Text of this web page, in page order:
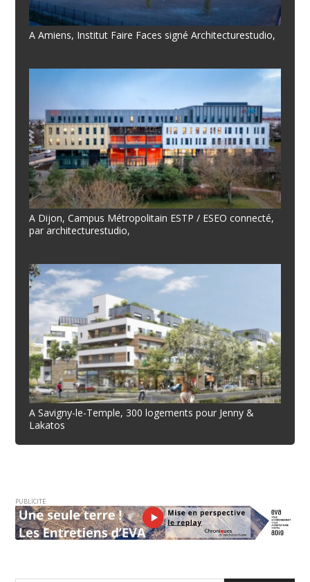
A Amiens, Institut Faire Faces signé Architecturestudio,
A Dijon, Campus Métropolitain ESTP / ESEO connecté,
par architecturestudio,
A Savigny-le-Temple, 300 logements pour Jenny &
Lakatos
PUBLICITE